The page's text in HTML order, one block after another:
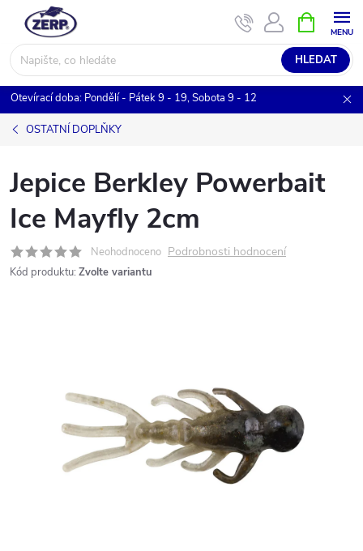
obsah
HLEDAT
NÁKUPNÍ
KOŠÍK
Otevírací doba: Pondělí - Pátek 9 - 19, Sobota 9 - 12
OSTATNÍ DOPLŇKY
Jepice Berkley Powerbait
Ice Mayfly 2cm
Neohodnoceno Podrobnosti hodnocení
Kód produktu: Zvolte variantu